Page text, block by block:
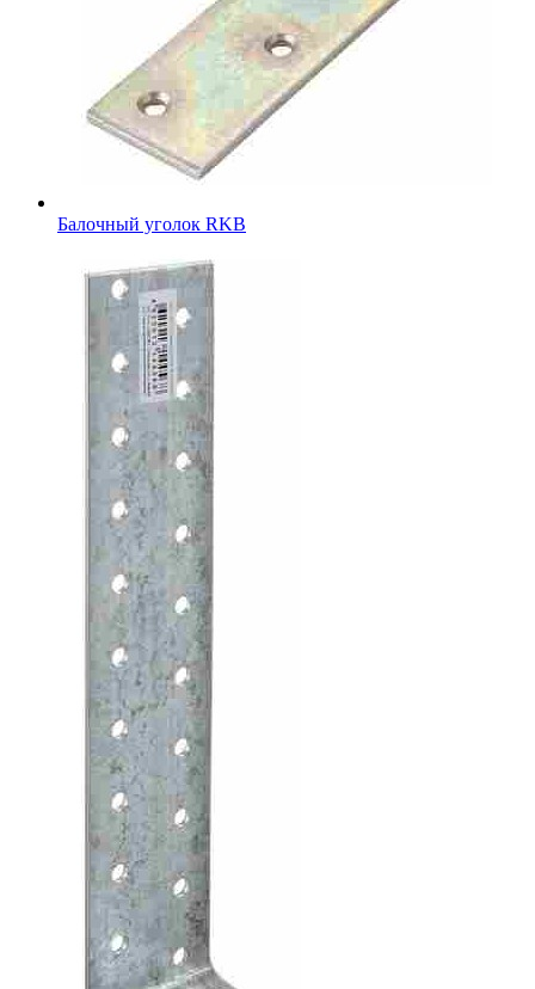
Балочный уголок RKB